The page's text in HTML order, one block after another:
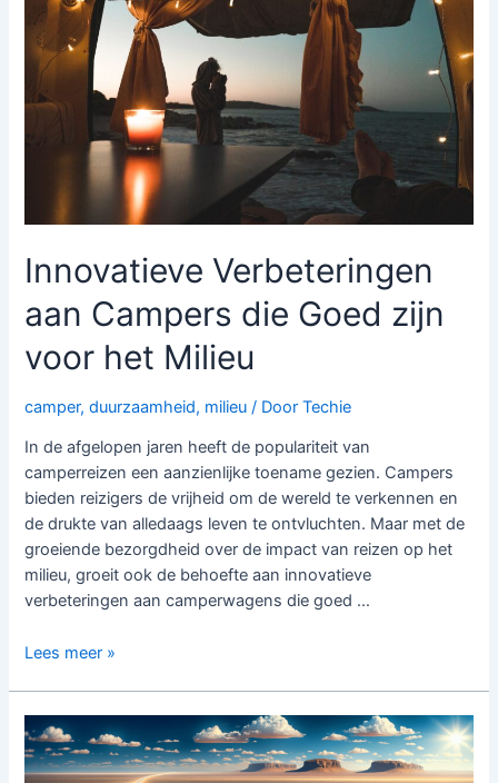
Harmonie
met
de
Natuur
Innovatieve Verbeteringen
aan Campers die Goed zijn
voor het Milieu
camper,duurzaamheid, milieu / DoorTechie
In de afgelopen jaren heeft de populariteit van
camperreizen een aanzienlijke toename gezien. Campers
bieden reizigers de vrijheid om de wereld te verkennen en
de drukte van alledaags leven te ontvluchten. Maar met de
groeiende bezorgdheid over de impact van reizen op het
milieu, groeit ook de behoefte aan innovatieve
verbeteringen aan camperwagens die goed …
Innovatieve
Campers
die
Lees meer »